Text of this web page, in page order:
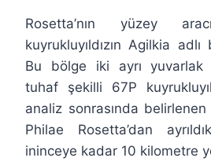
Rosetta’nın yüzey
kuyrukluyıldızın Agilkia
Bu bölge iki ayrı yuvarlak
tuhaf şekilli 67P
analiz sonrasında
Philae Rosetta’dan
ininceye kadar 10 kilometre